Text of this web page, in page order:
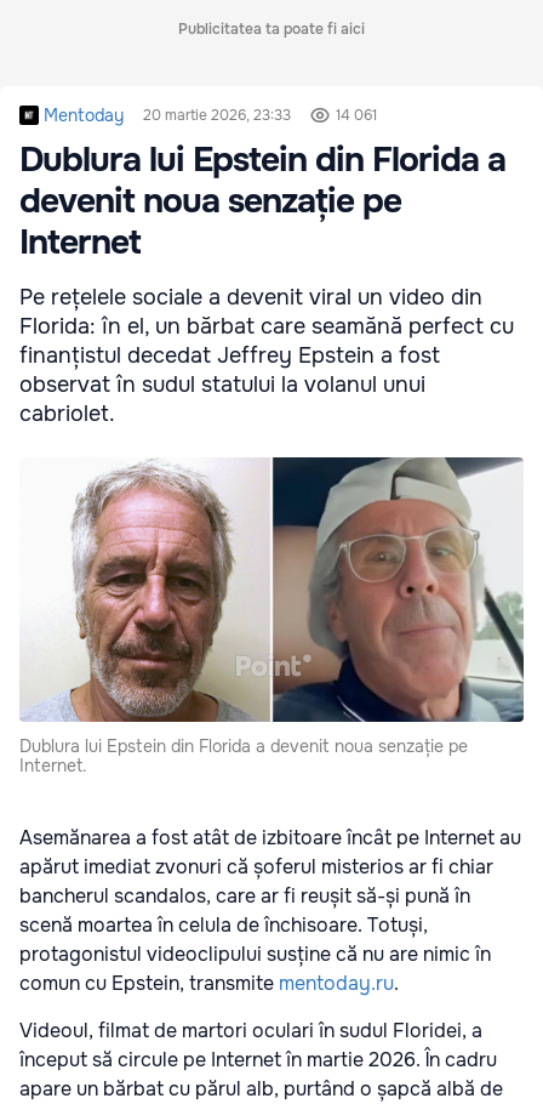
Publicitatea ta poate fi aici
Mentoday 20 martie 2026, 23:33 14 061
Dublura lui Epstein din Florida a
devenit noua senzație pe
Internet
Pe rețelele sociale a devenit viral un video din
Florida: în el, un bărbat care seamănă perfect cu
finanțistul decedat Jeffrey Epstein a fost
observat în sudul statului la volanul unui
cabriolet.
Dublura lui Epstein din Florida a devenit noua senzație pe
Internet.
Asemănarea a fost atât de izbitoare încât pe Internet au
apărut imediat zvonuri că șoferul misterios ar fi chiar
bancherul scandalos, care ar fi reușit să-și pună în
scenă moartea în celula de închisoare. Totuși,
protagonistul videoclipului susține că nu are nimic în
comun cu Epstein, transmite mentoday.ru.
Videoul, filmat de martori oculari în sudul Floridei, a
început să circule pe Internet în martie 2026. În cadru
apare un bărbat cu părul alb, purtând o șapcă albă de